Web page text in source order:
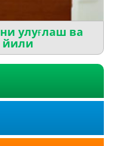
улуғлаш ва
йили